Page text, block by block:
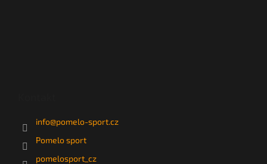
info@pomelo-sport.cz
Pomelo sport
pomelosport_cz